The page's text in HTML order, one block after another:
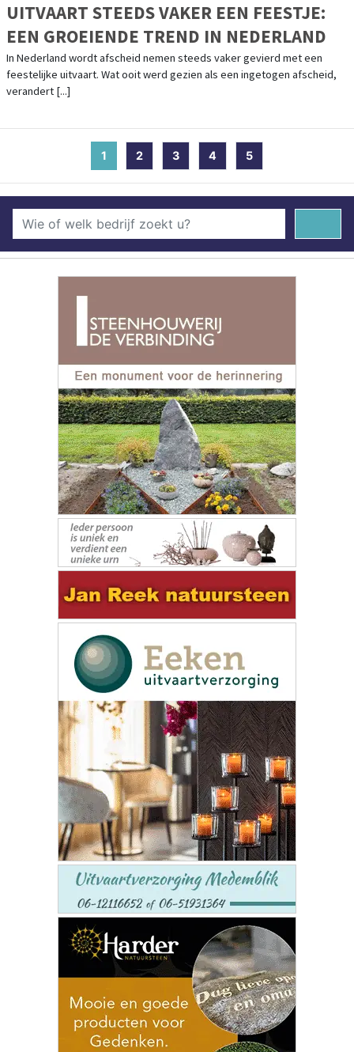
UITVAART STEEDS VAKER EEN FEESTJE:
EEN GROEIENDE TREND IN NEDERLAND
In Nederland wordt afscheid nemen steeds vaker gevierd met een
feestelijke uitvaart. Wat ooit werd gezien als een ingetogen afscheid,
verandert [...]
1 (current)
2 3 4 5